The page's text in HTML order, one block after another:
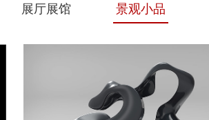
展厅展馆 景观小品